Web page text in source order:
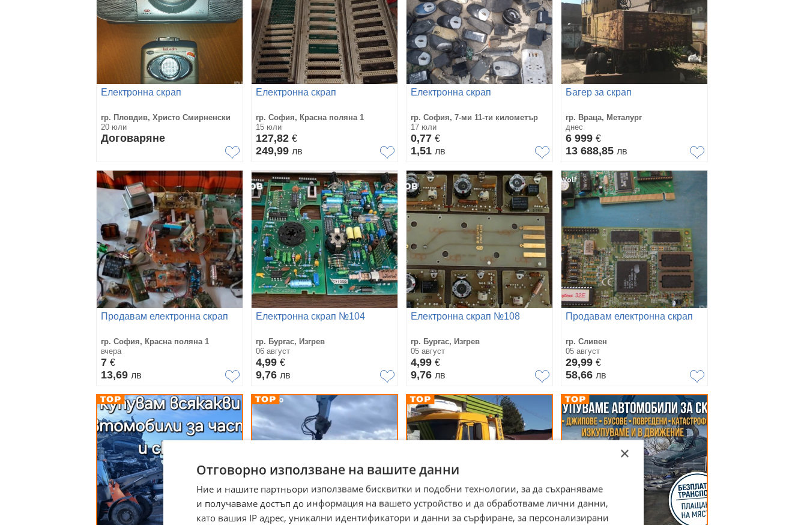
Електронна скрап
гр. Пловдив, Христо Смирненски
20 юли
Договаряне
Електронна скрап
гр. София, Красна поляна 1
15 юли
127,82 €
249,99 лв
Електронна скрап
гр. София, 7-ми 11-ти километър
17 юли
0,77 €
1,51 лв
Багер за скрап
гр. Враца, Металург
днес
6 999 €
13 688,85 лв
Продавам електронна скрап
гр. София, Красна поляна 1
вчера
7 €
13,69 лв
Електронна скрап №104
гр. Бургас, Изгрев
06 август
4,99 €
9,76 лв
Електронна скрап №108
гр. Бургас, Изгрев
05 август
4,99 €
9,76 лв
Продавам електронна скрап
гр. Сливен
05 август
29,99 €
58,66 лв
×
Отговорно използване на вашите данни
Ние и нашите партньори използваме бисквитки и подобни технологии, за да съхраняваме
и получаваме достъп до информация на вашето устройство и да обработваме лични данни,
като вашия IP адрес, уникални идентификатори и данни за сърфиране, за персонализирани